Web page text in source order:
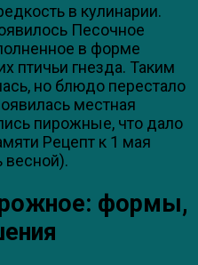
в кулинарии.
Песочное
в форме
птичьи гнезда. Таким
но блюдо перестало
местная
пирожные, что дало
Рецепт к 1 мая
весной).
формы,